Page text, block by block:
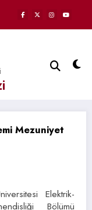
Mezuniyet
Elektrik-
Bölümü